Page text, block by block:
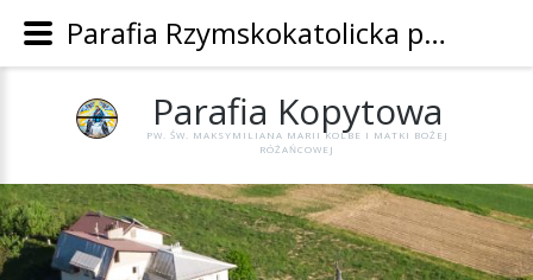
Parafia Kopytowa
PW. ŚW. MAKSYMILIANA MARII KOLBE I MATKI BOŻEJ
RÓŻAŃCOWEJ
Parafia Rzymskokatolicka pw. Św. Maksymiliana Marii Kolbe i Matki Bożej Różańcowej w Kopytowej - Parafia Kopytowa